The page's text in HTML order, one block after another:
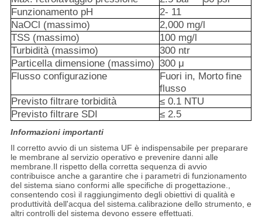
Funzionamento pH 2- 11
NaOCl (massimo) 2,000 mg/l
TSS (massimo) 100 mg/l
Turbidità (massimo) 300 ntr
Particella dimensione (massimo) 300 μ
Flusso configurazione Fuori in, Morto fine
flusso
Previsto filtrare torbidità ≤ 0.1 NTU
Previsto filtrare SDI ≤ 2.5
Informazioni importanti
Il corretto avvio di un sistema UF è indispensabile per preparare
le membrane al servizio operativo e prevenire danni alle
membrane.Il rispetto della corretta sequenza di avvio
contribuisce anche a garantire che i parametri di funzionamento
del sistema siano conformi alle specifiche di progettazione.,
consentendo così il raggiungimento degli obiettivi di qualità e
produttività dell'acqua del sistema.calibrazione dello strumento, e
altri controlli del sistema devono essere effettuati.